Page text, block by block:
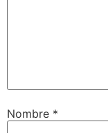
Nombre *